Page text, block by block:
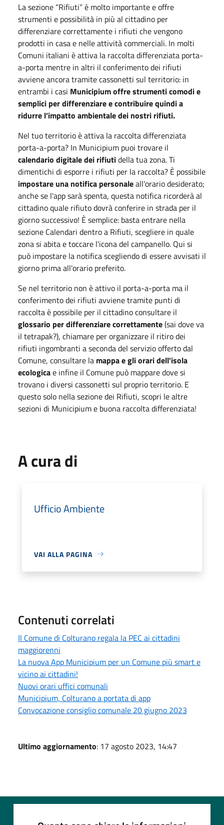
La sezione “Rifiuti” è molto importante e offre
strumenti e possibilità in più al cittadino per
differenziare correttamente i rifiuti che vengono
prodotti in casa e nelle attività commerciali. In molti
Comuni italiani è attiva la raccolta differenziata porta-
a-porta mentre in altri il conferimento dei rifiuti
avviene ancora tramite cassonetti sul territorio: in
entrambi i casi Municipium offre strumenti comodi e
semplici per differenziare e contribuire quindi a
ridurre l’impatto ambientale dei nostri rifiuti.
Nel tuo territorio è attiva la raccolta differenziata
porta-a-porta? In Municipium puoi trovare il
calendario digitale dei rifiutidella tua zona. Ti
dimentichi di esporre i rifiuti per la raccolta? È possibile
impostare una notifica personaleall'orario desiderato;
anche se l'app sarà spenta, questa notifica ricorderà al
cittadino quale rifiuto dovrà conferire in strada per il
giorno successivo! È semplice: basta entrare nella
sezione Calendari dentro a Rifiuti, scegliere in quale
zona si abita e toccare l'icona del campanello. Qui si
può impostare la notifica scegliendo di essere avvisati il
giorno prima all'orario preferito.
Se nel territorio non è attivo il porta-a-porta ma il
conferimento dei rifiuti avviene tramite punti di
raccolta è possibile per il cittadino consultare il
glossario per differenziare correttamente(sai dove va
il tetrapak?), chiamare per organizzare il ritiro dei
rifiuti ingombranti a seconda del servizio offerto dal
Comune, consultare la mappa e gli orari dell'isola
ecologicae infine il Comune può mappare dove si
trovano i diversi cassonetti sul proprio territorio. E
questo solo nella sezione dei Rifiuti, scopri le altre
sezioni di Municipium e buona raccolta differenziata!
A cura di
Ufficio Ambiente
VAI ALLA PAGINA
Contenuti correlati
Il Comune di Colturano regala la PEC ai cittadini
maggiorenni
La nuova App Municipium per un Comune più smart e
vicino ai cittadini!
Nuovi orari uffici comunali
Municipium, Colturano a portata di app
Convocazione consiglio comunale 20 giugno 2023
Ultimo aggiornamento: 17 agosto 2023, 14:47